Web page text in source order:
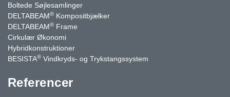
Boltede Søjlesamlinger
DELTABEAM® Kompositbjælker
DELTABEAM® Frame
Cirkulær Økonomi
Hybridkonstruktioner
BESISTA® Vindkryds- og Trykstangssystem
Referencer